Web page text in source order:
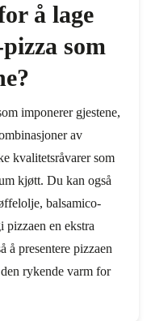
å lage
som
imponerer gjestene,
av
kvalitetsråvarer som
kjøtt. Du kan også
balsamico-
pizzaen en ekstra
å presentere pizzaen
rykende varm for